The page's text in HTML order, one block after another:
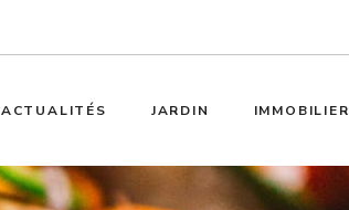
ACTUALITÉS JARDIN IMMOBILIER